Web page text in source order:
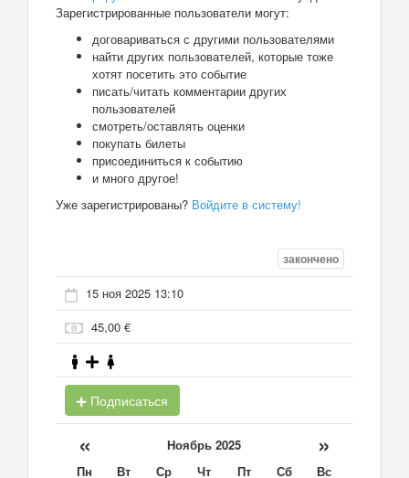
Зарегистрированные пользователи могут:
договариваться с другими пользователями
найти других пользователей, которые тоже
хотят посетить это событие
писать/читать комментарии других
пользователей
смотреть/оставлять оценки
покупать билеты
присоединиться к событию
и много другое!
Уже зарегистрированы? Войдите в систему!
закончено
15 ноя 2025 13:10
45,00 €
Подписаться
« Ноябрь 2025 »
Пн Вт Ср Чт Пт Сб
Вс